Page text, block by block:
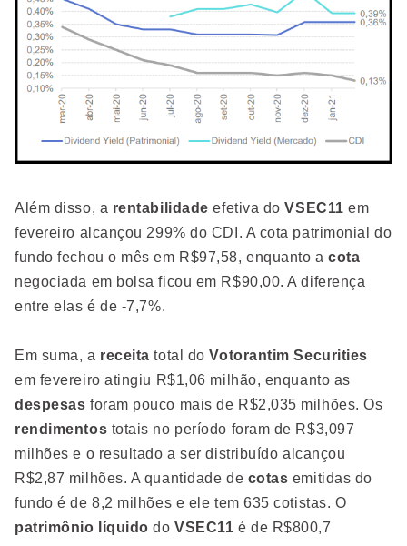
Além disso, a rentabilidade efetiva doVSEC11 em
fevereiro alcançou 299% do CDI. A cota patrimonial do
fundo fechou o mês em R$97,58, enquanto acota
negociada em bolsa ficou em R$90,00. A diferença
entre elas é de -7,7%.
Em suma, a receita total doVotorantim Securities
em fevereiro atingiu R$1,06 milhão, enquanto as
despesas foram pouco mais de R$2,035 milhões. Os
rendimentos totais no período foram de R$3,097
milhões e o resultado a ser distribuído alcançou
R$2,87 milhões. A quantidade de cotas emitidas do
fundo é de 8,2 milhões e ele tem 635 cotistas. O
patrimônio líquido doVSEC11 é de R$800,7